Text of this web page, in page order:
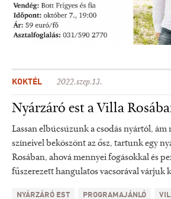
KOKTÉL 2022.szep.13.
Nyárzáró est a Villa
Lassan elbúcsúzunk a csodás nyártól, ám
színeivel beköszönt az ősz, tartunk egy
Rosában, ahová mennyei fogásokkal és
fűszerezett hangulatos vacsorával várjuk
NYÁRZÁRÓ EST PROGRAMAJÁNLÓ